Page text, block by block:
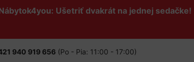
Nábytok4you: Ušetriť dvakrát na jednej sedačke!
940 919 656 (Po - Pia: 11:00 - 17:00)